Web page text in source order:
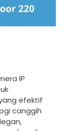
IP
efektif
canggih